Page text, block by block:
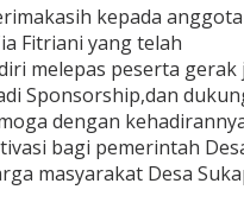
kepada anggota
Fitriani yang telah
melepas peserta gerak
Sponsorship,dan
dengan
bagi pemerintah
masyarakat Desa